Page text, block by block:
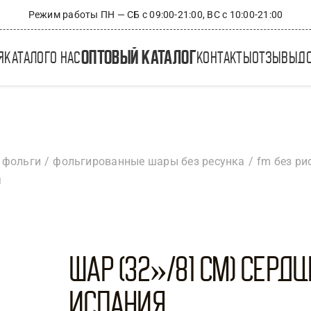
Режим работы ПН — СБ с 09:00-21:00, ВС с 10:00-21:00
каталого насоптовый каталогконтакты отзывы
фольгированные шары без ресунка
fm без
Шар (32»/81 см)
Испания